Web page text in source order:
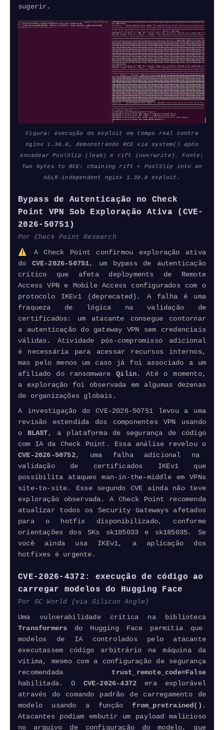
sugerir.
Figura: execução do exploit em tempo real contra
nginx 1.30.0, demonstrando RCE via system() após
encadear PoolSlip (leak) e rift (overwrite). Fonte:
Two bytes to RCE: chaining rift + PoolSlip into an
ASLR-independent nginx 1.30.0 exploit.
Bypass de Autenticação no Check
Point VPN Sob Exploração Ativa (CVE-
2026-50751)
Por Check PointResearch
⚠️ A Check Point confirmou exploração ativa
do CVE-2026-50751, um bypass de autenticação
crítico que afeta deployments de Remote
Access VPN e Mobile Access configurados com o
protocolo IKEv1 (deprecated). A falha é uma
fraqueza de lógica na validação de
certificados: um atacante consegue contornar
a autenticação do gateway VPN sem credenciais
válidas. Atividade pós-compromisso adicional
é necessária para acessar recursos internos,
mas pelo menos um caso já foi associado a um
afiliado do ransomware Qilin. Até o momento,
a exploração foi observada em algumas dezenas
de organizações globais.
A investigação do CVE-2026-50751 levou a uma
revisão estendida dos componentes VPN usando
o BLAST, a plataforma de segurança de código
com IA da Check Point. Essa análise revelou o
CVE-2026-50752, uma falha adicional na
validação de certificados IKEv1 que
possibilita ataques man-in-the-middle em VPNs
site-to-site. Esse segundo CVE ainda não teve
exploração observada. A Check Point recomenda
atualizar todos os Security Gateways afetados
para o hotfix disponibilizado, conforme
orientações dos SKs sk185033 e sk185035. Se
você ainda usa IKEv1, a aplicação dos
hotfixes é urgente.
CVE-2026-4372: execução de código ao
carregar modelos do Hugging Face
Por SC World (via Silicon Angle)
Uma vulnerabilidade crítica na biblioteca
Transformers
do Hugging Face permitia que
modelos de IA controlados pelo atacante
executassem código arbitrário na máquina da
vítima, mesmo com a configuração de segurança
recomendada trust_remote_code=False
habilitada. O CVE-2026-4372 era explorável
através do comando padrão de carregamento de
modelo usando a função from_pretrained() .
Atacantes podiam embutir um payload malicioso
no arquivo de configuração do modelo, que